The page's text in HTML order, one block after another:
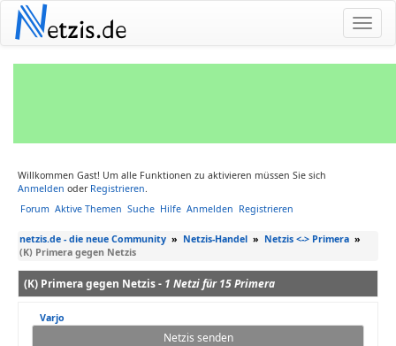
Netzis.de
Willkommen Gast! Um alle Funktionen zu aktivieren müssen Sie sich
Anmelden oder Registrieren.
Forum Aktive Themen Suche Hilfe Anmelden Registrieren
netzis.de - die neue Community » Netzis-Handel » Netzis <-> Primera »
(K) Primera gegen Netzis
(K) Primera gegen Netzis - 1 Netzi für 15 Primera
Varjo
Netzis senden